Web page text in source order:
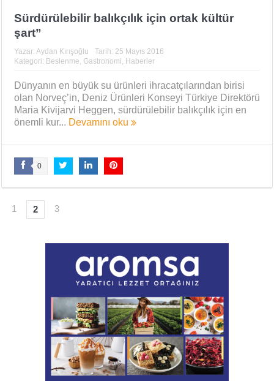
Sürdürülebilir balıkçılık için ortak kültür
şart”
Yazar: Aydan Kırışoğlu Tarih: 25 Mayıs 2016
Kategori: Beslenme, Gastronomi, Haberler
Dünyanın en büyük su ürünleri ihracatçılarından birisi
olan Norveç’in, Deniz Ürünleri Konseyi Türkiye Direktörü
Maria Kivijarvi Heggen, sürdürülebilir balıkçılık için en
önemli kur... Devamını oku
0
1 2 3